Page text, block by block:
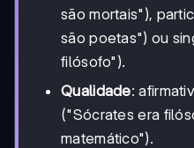
são mortais"),
são poetas") ou
filósofo").
Qualidade:
("Sócrates era
matemático").